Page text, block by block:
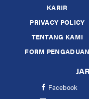
KARIR
PRIVACY POLICY
TENTANG KAMI
FORM PENGADUAN
Facebook